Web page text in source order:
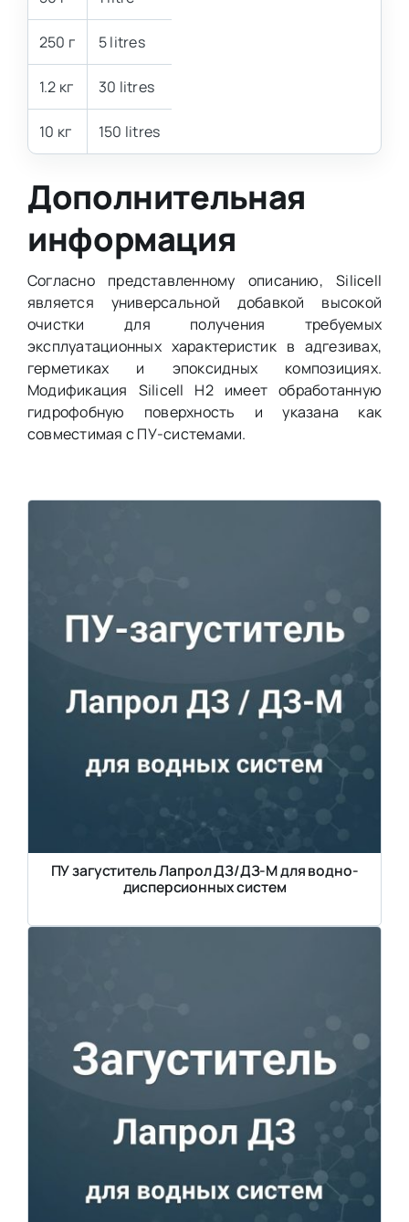
250 г 5 litres
1.2 кг 30 litres
10 кг 150 litres
Дополнительная
информация
Согласно представленному описанию, Silicell
является универсальной добавкой высокой
очистки для получения требуемых
эксплуатационных характеристик в адгезивах,
герметиках и эпоксидных композициях.
Модификация Silicell H2 имеет обработанную
гидрофобную поверхность и указана как
совместимая с ПУ-системами.
ПУ загуститель Лапрол ДЗ/ДЗ-М для водно-
дисперсионных систем